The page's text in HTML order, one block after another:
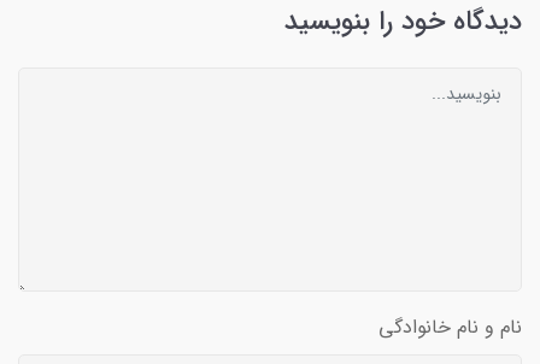
دیدگاه خود را بنویسید
نام و نام خانوادگی